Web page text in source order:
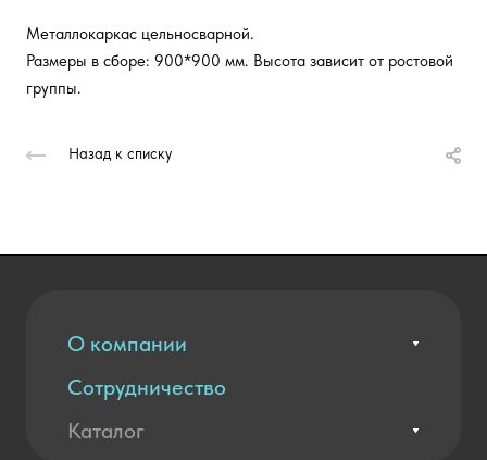
Металлокаркас цельносварной.
Размеры в сборе: 900*900 мм. Высота зависит от ростовой
группы.
Назад к списку
О компании
Вакансии
Контакты
Сотрудничество
Оплата и доставка
Каталог